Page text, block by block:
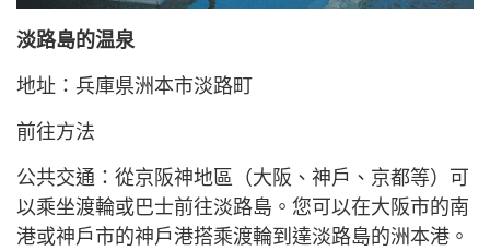
淡路島的温泉
地址：兵庫県洲本市淡路町
前往方法
公共交通：從京阪神地區（大阪、神戶、京都等）可
以乘坐渡輪或巴士前往淡路島。您可以在大阪市的南
港或神戶市的神戶港搭乘渡輪到達淡路島的洲本港。